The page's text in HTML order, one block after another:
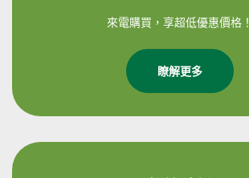
來電購買，享超低優惠價格！
瞭解更多